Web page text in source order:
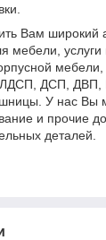
Вам широкий
мебели, услуги
ЛДСП, ДСП,
У нас Вы
и прочие
деталей.